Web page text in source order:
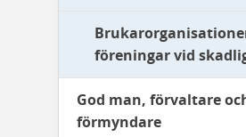
föreningar vid
God man, förvaltare
förmyndare